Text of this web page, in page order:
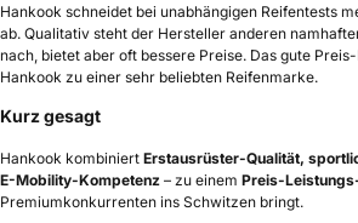
Hankook schneidet bei unabhängigen Reifentests
ab. Qualitativ steht der Hersteller anderen
nach, bietet aber oft bessere Preise. Das gute
Hankook zu einer sehr beliebten Reifenmarke.
Kurz gesagt
Hankook kombiniert Erstausrüster-Qualität,
E-Mobility-Kompetenz – zu einem Preis-
Premiumkonkurrenten ins Schwitzen bringt.